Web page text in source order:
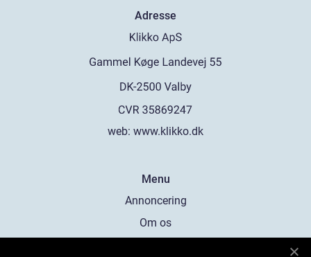
Adresse
web: www.klikko.dk
Menu
Annoncering
Om os